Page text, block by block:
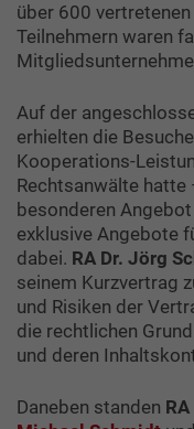
über 600
Teilnehmern waren
Auf der
erhielten die
Kooperations-
Rechtsanwälte
besonderen
exklusive Angebote
dabei. RA Dr. Jörg
seinem Kurzvertrag
und Risiken der
die rechtlichen
und deren
Daneben standen